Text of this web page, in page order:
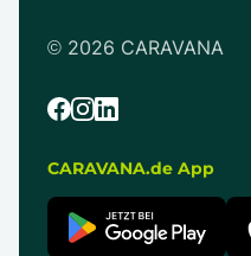
© 2026 CARAVANA
CARAVANA.de App